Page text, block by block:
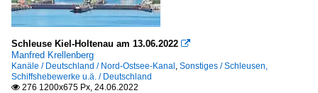
Schleuse Kiel-Holtenau am 13.06.2022 
Manfred Krellenberg
Kanäle / Deutschland / Nord-Ostsee-Kanal, Sonstiges / Schleusen,
Schiffshebewerke u.ä. / Deutschland
 276 1200x675 Px, 24.06.2022